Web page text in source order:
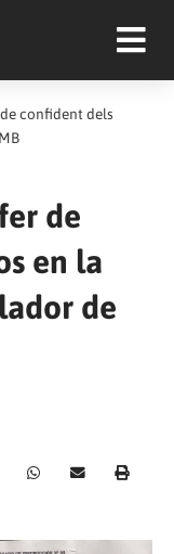
de confident dels
de
en la
de